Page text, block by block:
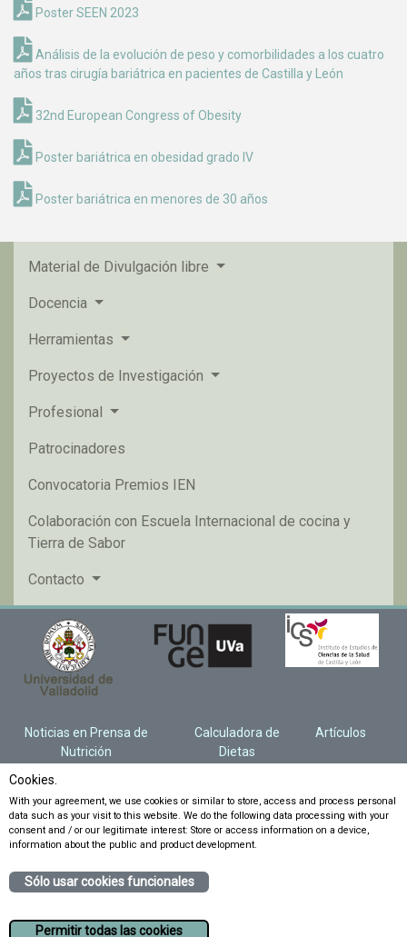
Poster SEEN 2023
Análisis de la evolución de peso y comorbilidades a los cuatro
años tras cirugía bariátrica en pacientes de Castilla y León
32nd European Congress of Obesity
Poster bariátrica en obesidad grado IV
Poster bariátrica en menores de 30 años
Material de Divulgación libre
Docencia
Herramientas
Proyectos de Investigación
Profesional
Patrocinadores
Convocatoria Premios IEN
Colaboración con Escuela Internacional de cocina y
Tierra de Sabor
Contacto
Noticias en Prensa de
Nutrición
Calculadora de
Dietas
Artículos
Cookies.
With your agreement, we use cookies or similar to store, access and process personal
data such as your visit to this website. We do the following data processing with your
consent and / or our legitimate interest: Store or access information on a device,
information about the public and product development.
Sólo usar cookies funcionales
Permitir todas las cookies